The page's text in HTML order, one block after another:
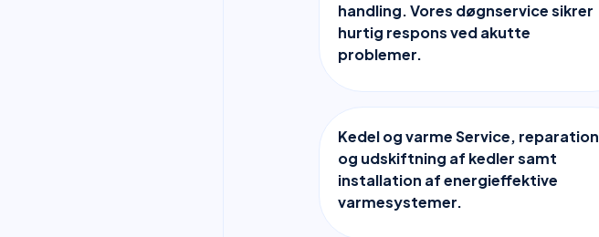
handling. Vores døgnservice sikrer
hurtig respons ved akutte
problemer.
Kedel og varme Service, reparation
og udskiftning af kedler samt
installation af energieffektive
varmesystemer.